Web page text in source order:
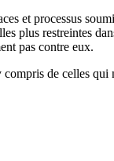
et processus
plus restreintes
pas contre eux.
de celles qui